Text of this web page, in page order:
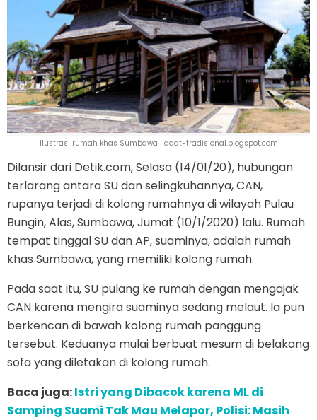
Ilustrasi rumah khas Sumbawa | adat-tradisional.blogspot.com
Dilansir dari Detik.com, Selasa (14/01/20), hubungan
terlarang antara SU dan selingkuhannya, CAN,
rupanya terjadi di kolong rumahnya di wilayah Pulau
Bungin, Alas, Sumbawa, Jumat (10/1/2020) lalu. Rumah
tempat tinggal SU dan AP, suaminya, adalah rumah
khas Sumbawa, yang memiliki kolong rumah.
Pada saat itu, SU pulang ke rumah dengan mengajak
CAN karena mengira suaminya sedang melaut. Ia pun
berkencan di bawah kolong rumah panggung
tersebut. Keduanya mulai berbuat mesum di belakang
sofa yang diletakan di kolong rumah.
Baca juga:Istri yang Dibacok karena ML di
Samping Suami Tak Mau Melapor, Polisi: Masih